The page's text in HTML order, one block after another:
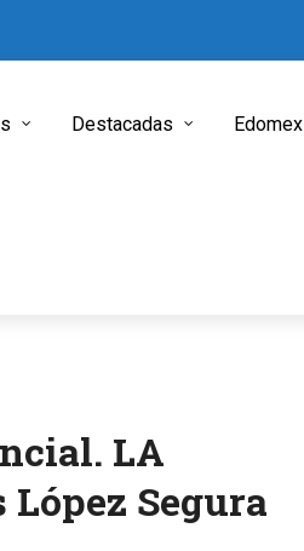
Destacadas Edomex
LA
López Segura